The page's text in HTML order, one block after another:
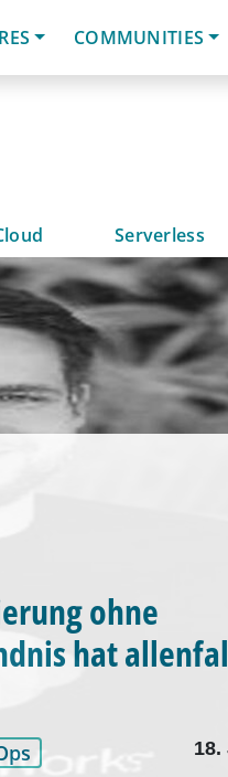
COMMUNITIES
Serverless
ohne
hat
18.